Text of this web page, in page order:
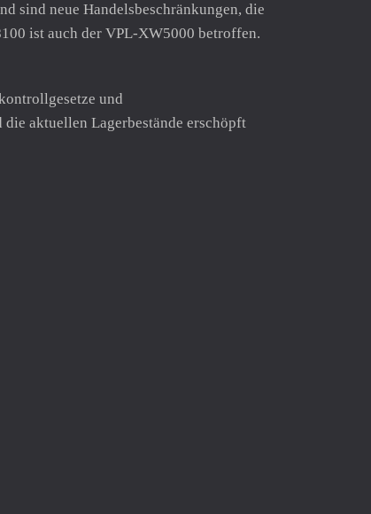
sind neue Handelsbeschränkungen, die
ist auch der VPL-XW5000 betroffen.
und
aktuellen Lagerbestände erschöpft